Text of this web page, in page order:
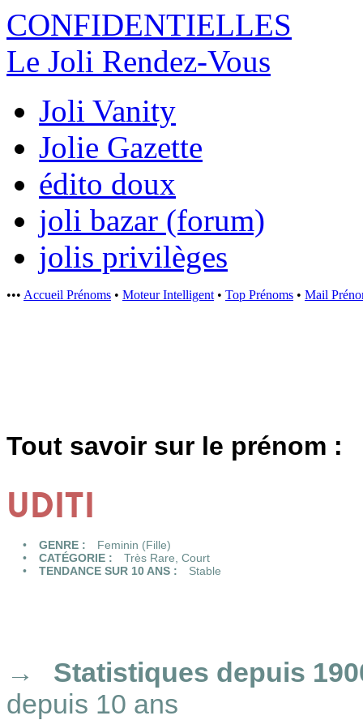
CONFIDENTIELLES
Le Joli Rendez-Vous
Joli Vanity
Jolie Gazette
édito doux
joli bazar (forum)
jolis privilèges
••• Accueil Prénoms • Moteur Intelligent • Top Prénoms • Mail
Tout savoir sur le prénom :
UDITI
GENRE :
Feminin (Fille)
CATÉGORIE :
Très Rare Court
TENDANCE SUR 10 ANS :
Stable
Statistiques depuis
depuis 10 ans